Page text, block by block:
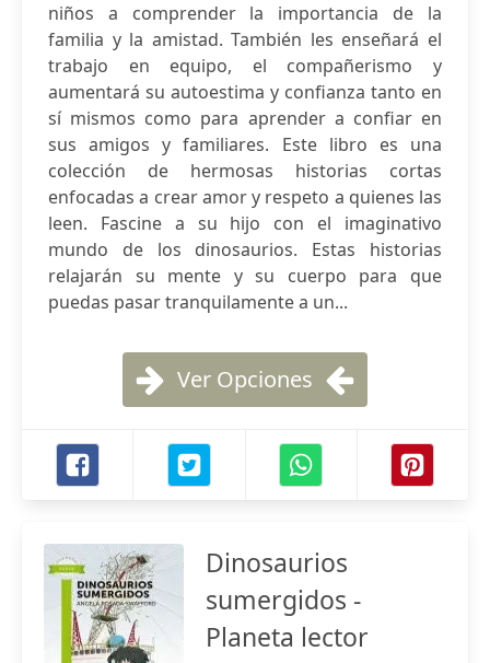
niños a comprender la importancia de la
familia y la amistad. También les enseñará el
trabajo en equipo, el compañerismo y
aumentará su autoestima y confianza tanto en
sí mismos como para aprender a confiar en
sus amigos y familiares. Este libro es una
colección de hermosas historias cortas
enfocadas a crear amor y respeto a quienes las
leen. Fascine a su hijo con el imaginativo
mundo de los dinosaurios. Estas historias
relajarán su mente y su cuerpo para que
puedas pasar tranquilamente a un...
Ver Opciones
Dinosaurios
sumergidos -
Planeta lector